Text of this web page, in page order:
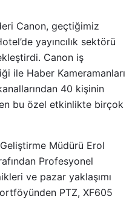
Canon, geçtiğimiz
yayıncılık sektörü
Canon iş
ile Haber Kameramanları
40 kişinin
bu özel etkinlikte birçok
Müdürü Erol
Profesyonel
ve pazar yaklaşımı
PTZ, XF605